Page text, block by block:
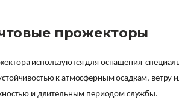
прожекторы
используются для оснащения
к атмосферным осадкам, ветру
и длительным периодом службы.